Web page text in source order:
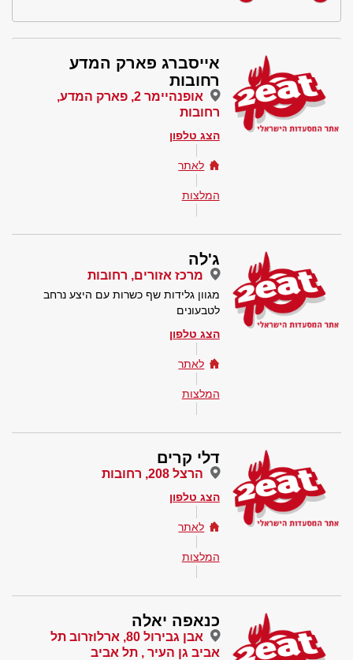
אייסברג פארק המדע
רחובות
אופנהיימר 2, פארק המדע,
רחובות
הצג טלפון
לאתר
המלצות
ג'לה
מרכז אזורים, רחובות
מגוון גלידות שף כשרות עם היצע נרחב
לטבעונים
הצג טלפון
לאתר
המלצות
דלי קרים
הרצל 208, רחובות
הצג טלפון
לאתר
המלצות
כנאפה יאלה
אבן גבירול 80, ארלוזרוב תל
אביב גן העיר , תל אביב